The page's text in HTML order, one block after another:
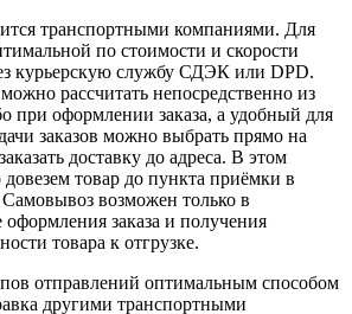
транспортными компаниями. Для
по стоимости и скорости
курьерскую службу СДЭК или DPD.
рассчитать непосредственно из
при оформлении заказа, а удобный для
заказов можно выбрать прямо на
доставку до адреса. В этом
товар до пункта приёмки в
возможен только в
оформления заказа и получения
товара к отгрузке.
отправлений оптимальным способом
другими транспортными